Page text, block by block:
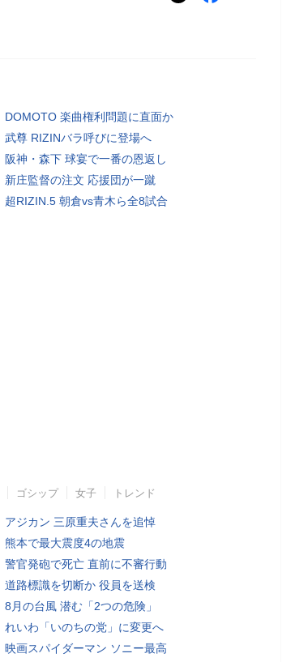
DOMOTO 楽曲権利問題に直面か
武尊 RIZINバラ呼びに登場へ
阪神・森下 球宴で一番の恩返し
新庄監督の注文 応援団が一蹴
超RIZIN.5 朝倉vs青木ら全8試合
ゴシップ 女子 トレンド
アジカン 三原重夫さんを追悼
熊本で最大震度4の地震
警官発砲で死亡 直前に不審行動
道路標識を切断か 役員を送検
8月の台風 潜む「2つの危険」
れいわ「いのちの党」に変更へ
映画スパイダーマン ソニー最高